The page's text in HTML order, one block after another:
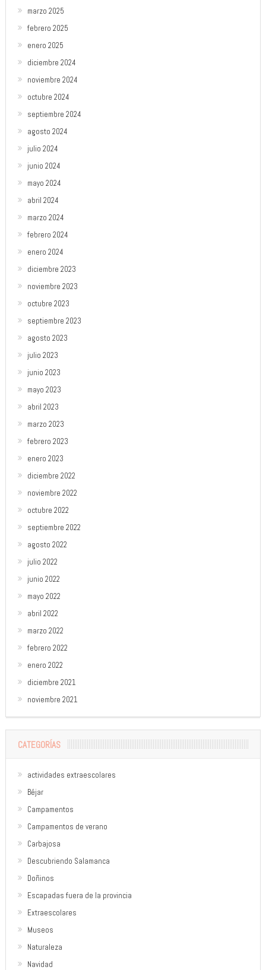
marzo 2025
febrero 2025
enero 2025
diciembre 2024
noviembre 2024
octubre 2024
septiembre 2024
agosto 2024
julio 2024
junio 2024
mayo 2024
abril 2024
marzo 2024
febrero 2024
enero 2024
diciembre 2023
noviembre 2023
octubre 2023
septiembre 2023
agosto 2023
julio 2023
junio 2023
mayo 2023
abril 2023
marzo 2023
febrero 2023
enero 2023
diciembre 2022
noviembre 2022
octubre 2022
septiembre 2022
agosto 2022
julio 2022
junio 2022
mayo 2022
abril 2022
marzo 2022
febrero 2022
enero 2022
diciembre 2021
noviembre 2021
CATEGORÍAS
actividades extraescolares
Béjar
Campamentos
Campamentos de verano
Carbajosa
Descubriendo Salamanca
Doñinos
Escapadas fuera de la provincia
Extraescolares
Museos
Naturaleza
Navidad